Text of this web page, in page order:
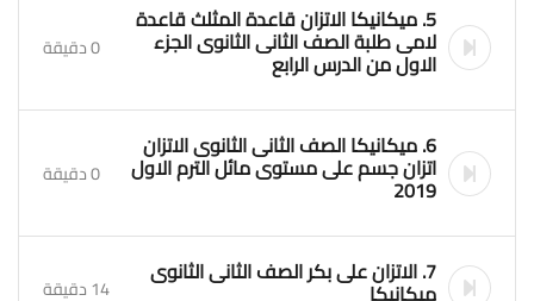
5. ميكانيكا الاتزان قاعدة المثلث قاعدة
لامى طلبة الصف الثانى الثانوى الجزء
الاول من الدرس الرابع 0 دقيقة
6. ميكانيكا الصف الثانى الثانوى الاتزان
اتزان جسم على مستوى مائل الترم الاول
2019 0 دقيقة
7. الاتزان على بكر الصف الثانى الثانوى 14 دقيقة